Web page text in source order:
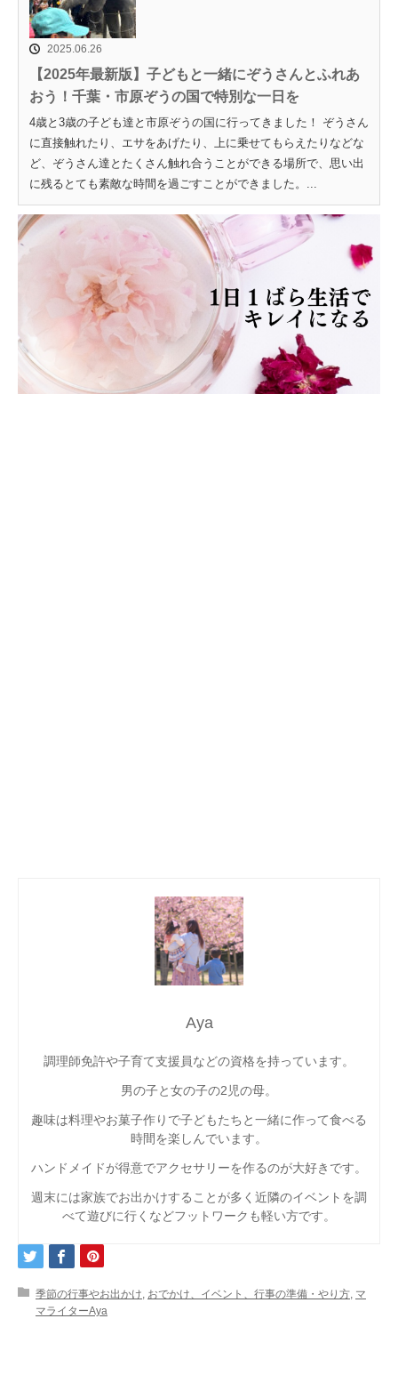
2025.06.26
【2025年最新版】子どもと一緒にぞうさんとふれあ
おう！千葉・市原ぞうの国で特別な一日を
4歳と3歳の子ども達と市原ぞうの国に行ってきました！ ぞうさん
に直接触れたり、エサをあげたり、上に乗せてもらえたりなどな
ど、ぞうさん達とたくさん触れ合うことができる場所で、思い出
に残るとても素敵な時間を過ごすことができました。...
Aya
調理師免許や子育て支援員などの資格を持っています。
男の子と女の子の2児の母。
趣味は料理やお菓子作りで子どもたちと一緒に作って食べる
時間を楽しんでいます。
ハンドメイドが得意でアクセサリーを作るのが大好きです。
週末には家族でお出かけすることが多く近隣のイベントを調
べて遊びに行くなどフットワークも軽い方です。
季節の行事やお出かけ, おでかけ、イベント、行事の準備・やり方, マ
マライターAya